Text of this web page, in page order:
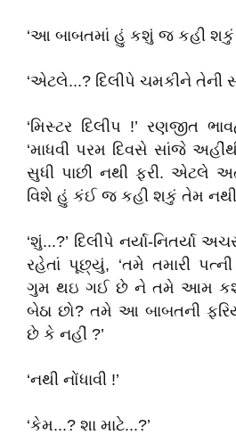
‘આ બાબતમાં હું કશું જ કહી શકું
‘એટલે...? દિલીપે ચમકીને તેની
‘મિસ્ટર દિલીપ !’ રણજીત
‘માધવી પરમ દિવસે સાંજે
સુધી પાછી નથી ફરી. એટલે
વિશે હું કંઈ જ કહી શકું તેમ
‘શું...?’ દિલીપે નર્યા-નિતર્યા
રહેતાં પૂછ્યું, ‘તમે તમારી
ગુમ થઇ ગઈ છે ને તમે આમ
બેઠા છો? તમે આ બાબતની
છે કે નહીં ?’
‘નથી નોંધાવી !’
‘કેમ...? શા માટે...?’